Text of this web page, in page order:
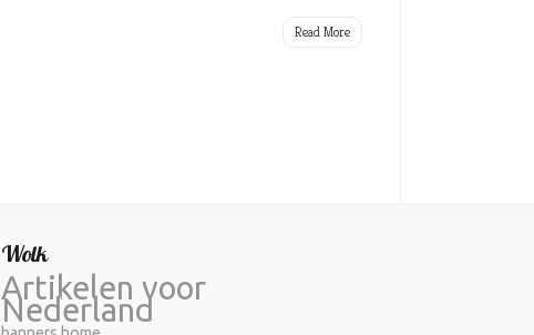
Read More
Wolk
Artikelen voor
Nederland